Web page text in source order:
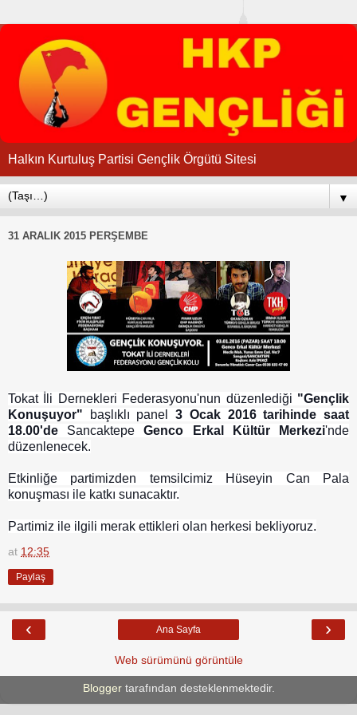
Halkın Kurtuluş Partisi Gençlik Örgütü Sitesi
▼
31 ARALIK 2015 PERŞEMBE
Tokat İli Dernekleri Federasyonu'nun düzenlediği "Gençlik
Konuşuyor" başlıklı panel3 Ocak 2016 tarihinde saat
18.00'de SancaktepeGenco Erkal Kültür Merkezi'nde
düzenlenecek.
Etkinliğe partimizden temsilcimiz Hüseyin Can Pala
konuşması ile katkı sunacaktır.
Partimiz ile ilgili merak ettikleri olan herkesi bekliyoruz.
at 12:35
Paylaş
‹ ›
Ana Sayfa
Web sürümünü görüntüle
Bloggertarafından desteklenmektedir.